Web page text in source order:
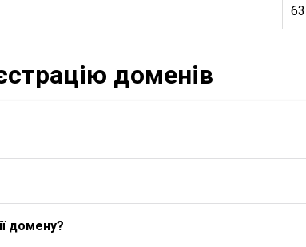
63
доменів
домену?